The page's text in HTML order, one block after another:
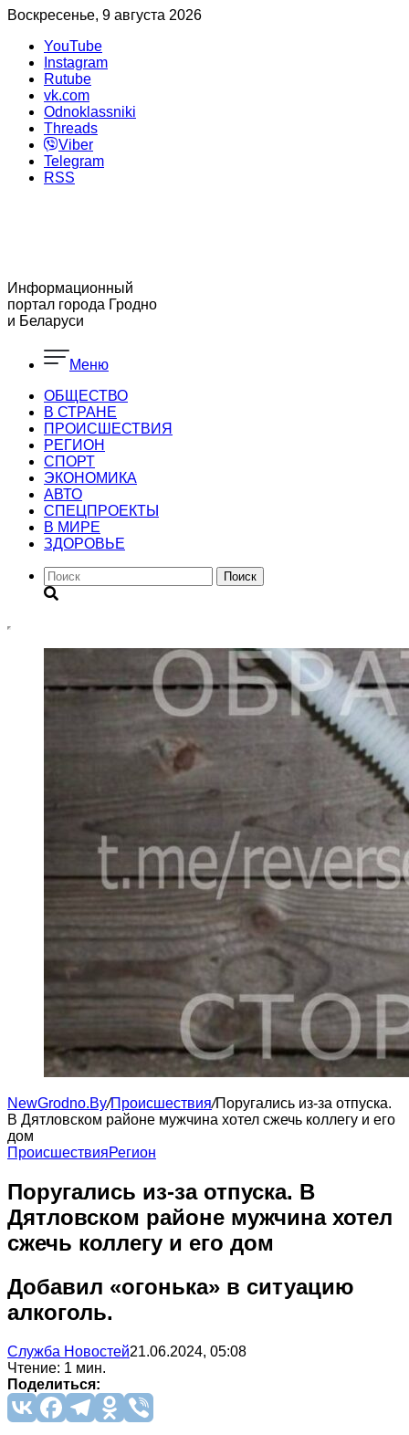
Воскресенье, 9 августа 2026
YouTube
Instagram
Rutube
vk.com
Odnoklassniki
Threads
Viber
Telegram
RSS
Информационный
портал города Гродно
и Беларуси
Меню
ОБЩЕСТВО
В СТРАНЕ
ПРОИСШЕСТВИЯ
РЕГИОН
CПОРТ
ЭКОНОМИКА
АВТО
СПЕЦПРОЕКТЫ
В МИРЕ
ЗДОРОВЬЕ
Поиск
NewGrodno.By/Происшествия/Поругались из-за отпуска.
В Дятловском районе мужчина хотел сжечь коллегу и его
дом
ПроисшествияРегион
Поругались из-за отпуска. В
Дятловском районе мужчина хотел
сжечь коллегу и его дом
Добавил «огонька» в ситуацию
алкоголь.
Служба Новостей21.06.2024, 05:08
Чтение: 1 мин.
Поделиться: